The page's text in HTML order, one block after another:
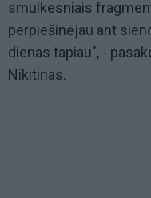
smulkesniais
perpiešinėjau ant
dienas tapiau", -
Nikitinas.